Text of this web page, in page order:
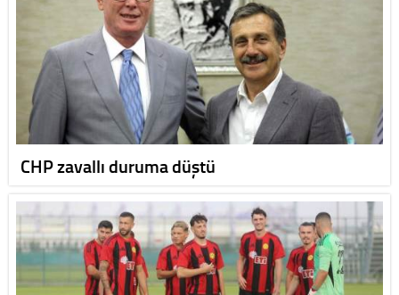
CHP zavallı duruma düştü